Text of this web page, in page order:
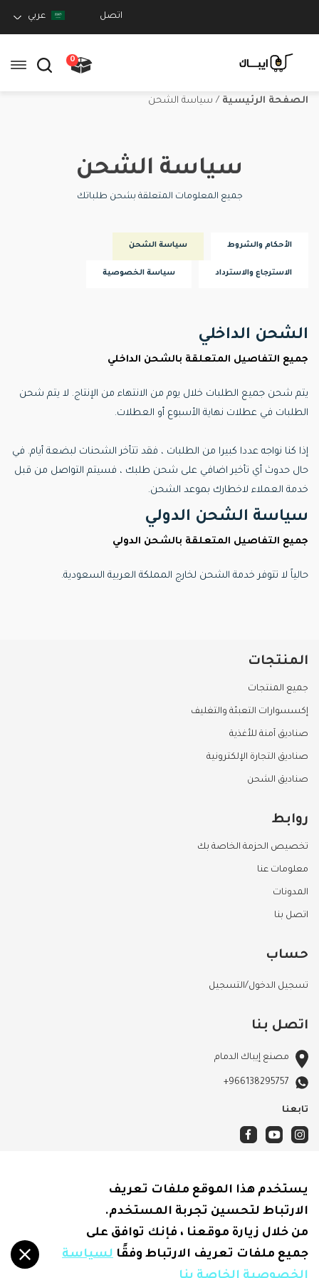
اتصل عربي
0
الصفحة الرئيسية / سياسة الشحن
سياسة الشحن
جميع المعلومات المتعلقة بشحن طلباتك
الأحكام والشروط سياسة الشحن
الاسترجاع والاسترداد سياسة الخصوصية
الشحن الداخلي
جميع التفاصيل المتعلقة بالشحن الداخلي
يتم شحن جميع الطلبات خلال يوم من الانتهاء من الإنتاج. لا يتم شحن
الطلبات في عطلات نهاية الأسبوع أو العطلات.
إذا كنا نواجه عددا كبيرا من الطلبات ، فقد تتأخر الشحنات لبضعة أيام. في
حال حدوث أي تأخير اضافي على شحن طلبك ، فسيتم التواصل من قبل
خدمة العملاء لاخطارك بموعد الشحن.
سياسة الشحن الدولي
جميع التفاصيل المتعلقة بالشحن الدولي
حالياً لا تتوفر خدمة الشحن لخارج المملكة العربية السعودية.
المنتجات
جميع المنتجات
إكسسوارات التعبئة والتغليف
صناديق آمنة للأغذية
صناديق التجارة الإلكترونية
صناديق الشحن
روابط
تخصيص الحزمة الخاصة بك
معلومات عنا
المدونات
اتصل بنا
حساب
تسجيل الدخول/التسجيل
اتصل بنا
مصنع إيباك الدمام
+966138295757
تابعنا
سياسة الشحن
الاسترجاع والاسترداد
سياسة الخصوصية
يستخدم هذا الموقع ملفات تعريف
الارتباط لتحسين تجربة المستخدم.
من خلال زيارة موقعنا ، فإنك توافق على
جميع ملفات تعريف الارتباط وفقًا لسياسة